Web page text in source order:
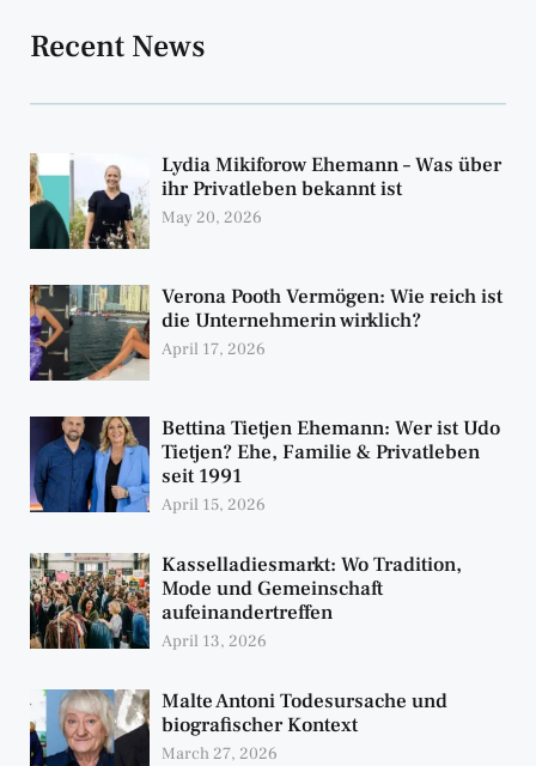
Recent News
Lydia Mikiforow Ehemann – Was über
ihr Privatleben bekannt ist
May 20, 2026
Verona Pooth Vermögen: Wie reich ist
die Unternehmerin wirklich?
April 17, 2026
Bettina Tietjen Ehemann: Wer ist Udo
Tietjen? Ehe, Familie & Privatleben
seit 1991
April 15, 2026
Kasselladiesmarkt: Wo Tradition,
Mode und Gemeinschaft
aufeinandertreffen
April 13, 2026
Malte Antoni Todesursache und
biografischer Kontext
March 27, 2026